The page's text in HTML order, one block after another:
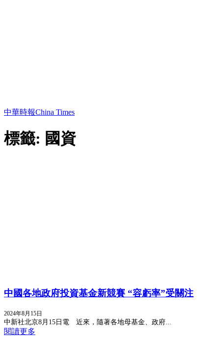
中華時報China Times
標籤: 國資
中國各地政府投資基金新競賽 “容虧率”受關注
2024年8月15日
中新社北京8月15日電 近來，隨著各地母基金、政府...
閱讀更多